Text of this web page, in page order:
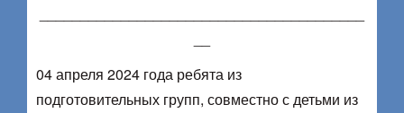
04 апреля 2024 года ребята из
подготовительных групп, совместно с детьми из